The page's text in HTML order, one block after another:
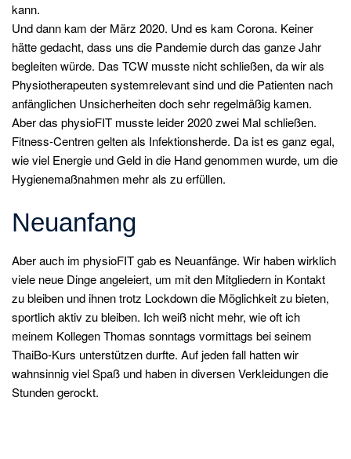
kann.
Und dann kam der März 2020. Und es kam Corona. Keiner
hätte gedacht, dass uns die Pandemie durch das ganze Jahr
begleiten würde. Das TCW musste nicht schließen, da wir als
Physiotherapeuten systemrelevant sind und die Patienten nach
anfänglichen Unsicherheiten doch sehr regelmäßig kamen.
Aber das physioFIT musste leider 2020 zwei Mal schließen.
Fitness-Centren gelten als Infektionsherde. Da ist es ganz egal,
wie viel Energie und Geld in die Hand genommen wurde, um die
Hygienemaßnahmen mehr als zu erfüllen.
Neuanfang
Aber auch im physioFIT gab es Neuanfänge. Wir haben wirklich
viele neue Dinge angeleiert, um mit den Mitgliedern in Kontakt
zu bleiben und ihnen trotz Lockdown die Möglichkeit zu bieten,
sportlich aktiv zu bleiben. Ich weiß nicht mehr, wie oft ich
meinem Kollegen Thomas sonntags vormittags bei seinem
ThaiBo-Kurs unterstützen durfte. Auf jeden fall hatten wir
wahnsinnig viel Spaß und haben in diversen Verkleidungen die
Stunden gerockt.